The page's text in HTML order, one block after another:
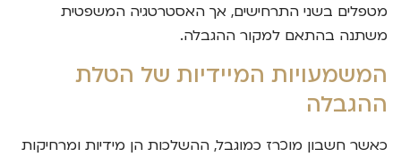
מטפלים בשני התרחישים, אך האסטרטגיה המשפטית
משתנה בהתאם למקור ההגבלה.
המשמעויות המיידיות של הטלת
ההגבלה
כאשר חשבון מוכרז כמוגבל, ההשלכות הן מידיות ומרחיקות